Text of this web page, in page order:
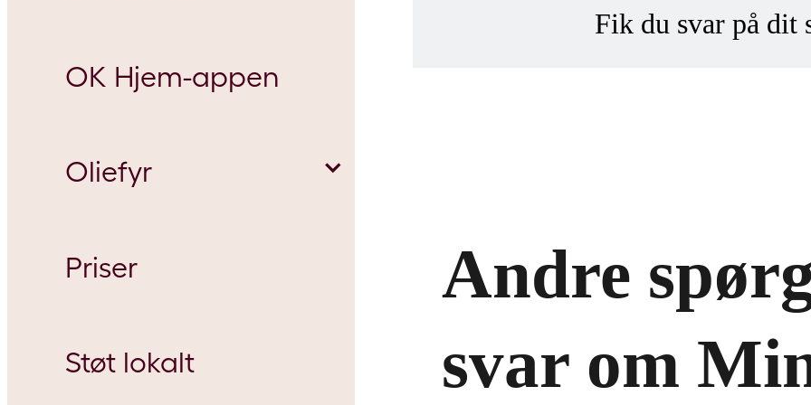
Om medejerskab
Om medejervalg
Salgstrainee hos OK
Behandling af dødsbo
Hjemmeladning
Parkering
OK Hjem-appen
Oliefyr
Oliefyrsservice
Priser
Støt lokalt
Fik du svar på dit
Hvorfor ikke? Indsend din
Andre
svar om